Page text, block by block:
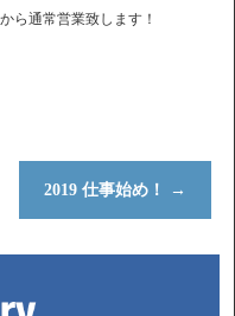
ら通常営業致します！
2019 仕事始め！ →